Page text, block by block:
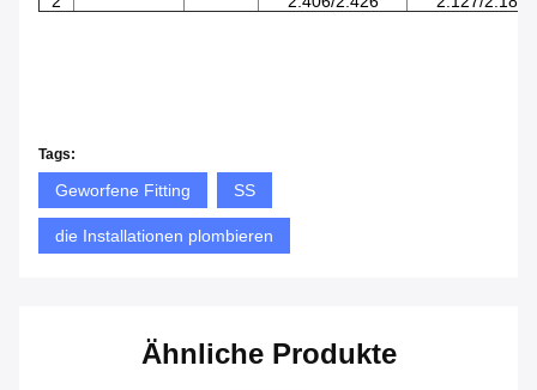
Tags:
Geworfene Fitting SS
die Installationen plombieren
Ähnliche Produkte